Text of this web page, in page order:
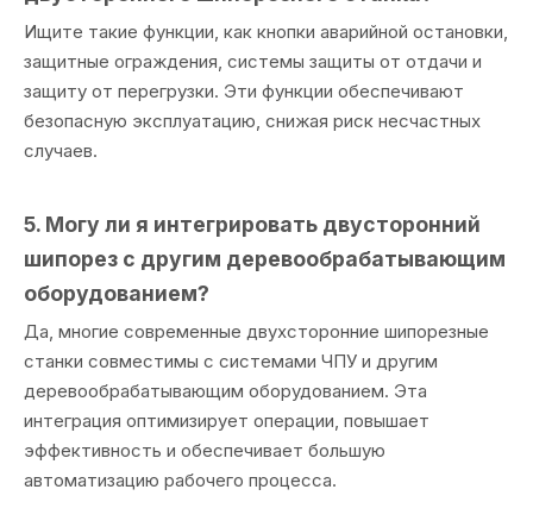
Ищите такие функции, как кнопки аварийной остановки,
защитные ограждения, системы защиты от отдачи и
защиту от перегрузки. Эти функции обеспечивают
безопасную эксплуатацию, снижая риск несчастных
случаев.
5. Могу ли я интегрировать двусторонний
шипорез с другим деревообрабатывающим
оборудованием?
Да, многие современные двухсторонние шипорезные
станки совместимы с системами ЧПУ и другим
деревообрабатывающим оборудованием. Эта
интеграция оптимизирует операции, повышает
эффективность и обеспечивает большую
автоматизацию рабочего процесса.